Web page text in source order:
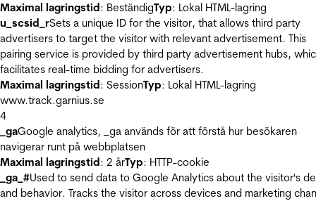
Maximal lagringstid: BeständigTyp: Lokal HTML-lagring
u_scsid_rSets a unique ID for the visitor, that allows third party
advertisers to target the visitor with relevant advertisement. This
pairing service is provided by third party advertisement hubs,
facilitates real-time bidding for advertisers.
Maximal lagringstid: SessionTyp: Lokal HTML-lagring
www.track.garnius.se
4
_gaGoogle analytics, _ga används för att förstå hur besökaren
navigerar runt på webbplatsen
Maximal lagringstid: 2 årTyp: HTTP-cookie
_ga_#Used to send data to Google Analytics about the visitor's
and behavior. Tracks the visitor across devices and marketing